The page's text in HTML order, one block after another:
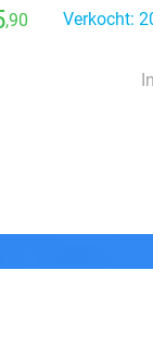
,90
Verkocht: